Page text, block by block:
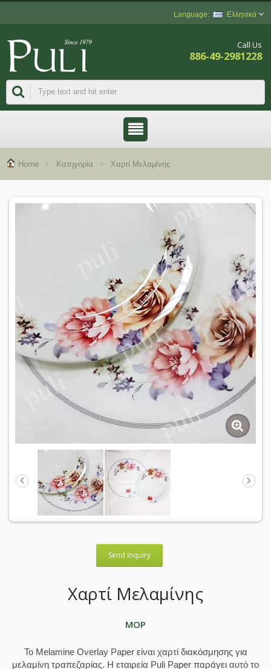
Ελληνικά
Call Us
886-49-2981228
Home Κατηγορία Χαρτί Μελαμίνης
Send Inquiry
Χαρτί Μελαμίνης
MOP
Το Melamine Overlay Paper είναι χαρτί διακόσμησης για
μελαμίνη τραπεζαρίας. Η εταιρεία Puli Paper παράγει αυτό το